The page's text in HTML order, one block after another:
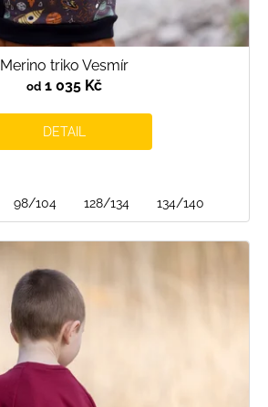
Merino triko Vesmír
od1 035 Kč
DETAIL
98/104 128/134 134/140